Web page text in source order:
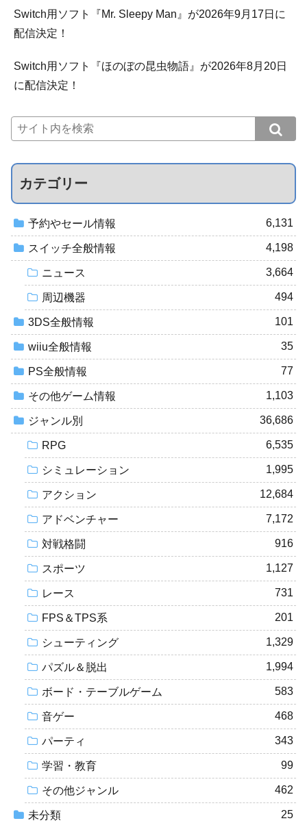
Switch用ソフト『Mr. Sleepy Man』が2026年9月17日に
配信決定！
Switch用ソフト『ほのぼの昆虫物語』が2026年8月20日
に配信決定！
カテゴリー
予約やセール情報 6,131
スイッチ全般情報 4,198
ニュース 3,664
周辺機器 494
3DS全般情報 101
wiiu全般情報 35
PS全般情報 77
その他ゲーム情報 1,103
ジャンル別 36,686
RPG 6,535
シミュレーション 1,995
アクション 12,684
アドベンチャー 7,172
対戦格闘 916
スポーツ 1,127
レース 731
FPS＆TPS系 201
シューティング 1,329
パズル＆脱出 1,994
ボード・テーブルゲーム 583
音ゲー 468
パーティ 343
学習・教育 99
その他ジャンル 462
未分類 25